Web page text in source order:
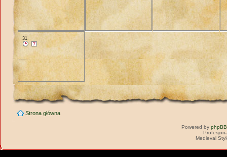
31
Strona główna
Powered by phpBB
Medieval